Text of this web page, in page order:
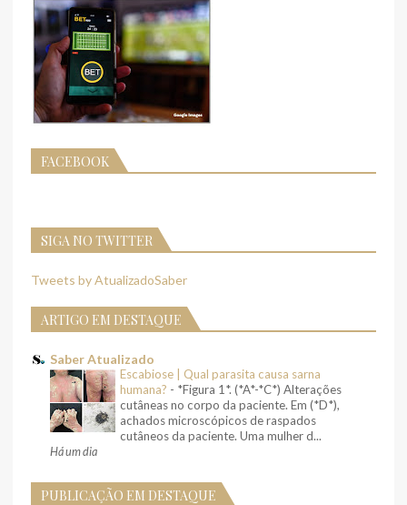
FACEBOOK
SIGA NO TWITTER
Tweets by AtualizadoSaber
ARTIGO EM DESTAQUE
Saber Atualizado
Escabiose | Qual parasita causa sarna
humana? - *Figura 1*. (*A*-*C*) Alterações
cutâneas no corpo da paciente. Em (*D*),
achados microscópicos de raspados
cutâneos da paciente. Uma mulher d...
Há um dia
PUBLICAÇÃO EM DESTAQUE